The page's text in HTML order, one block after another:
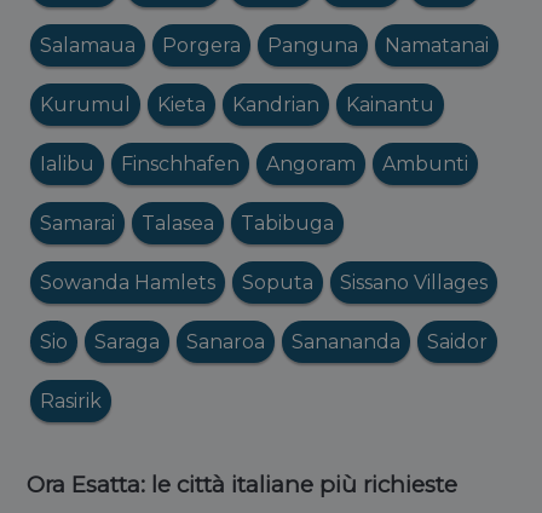
Salamaua Porgera Panguna Namatanai
Kurumul Kieta Kandrian Kainantu
Ialibu Finschhafen Angoram Ambunti
Samarai Talasea Tabibuga
Sowanda Hamlets Soputa Sissano Villages
Sio Saraga Sanaroa Sanananda Saidor
Rasirik
Ora Esatta: le città italiane più richieste